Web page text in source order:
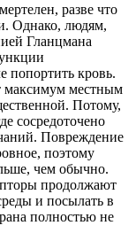
разве что
Однако, людям,
Гланцмана
попортить кровь.
максимум местным
Потому,
сосредоточено
Повреждение
поэтому
чем обычно.
продолжают
и посылать в
полностью не